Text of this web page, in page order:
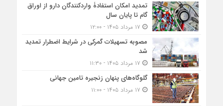
تمدید امکان استفادۀ واردکنندگان دارو از اوراق
گام تا پایان سال
مصوبه تسهیلات گمرکی در شرایط اضطرار تمدید
شد
گلوگاه‌های پنهان زنجیره تامین جهانی